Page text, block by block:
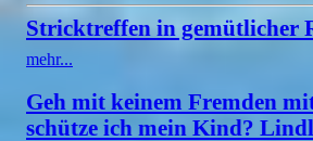
Stricktreffen in gemütlicher
mehr...
Geh mit keinem Fremden
schütze ich mein Kind?